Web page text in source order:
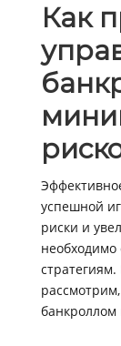
Как
успешной
риски и